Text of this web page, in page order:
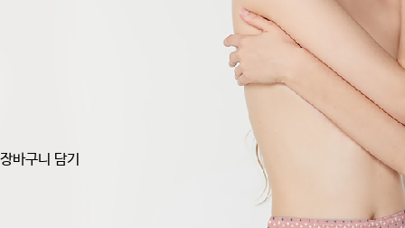
장바구니 담기